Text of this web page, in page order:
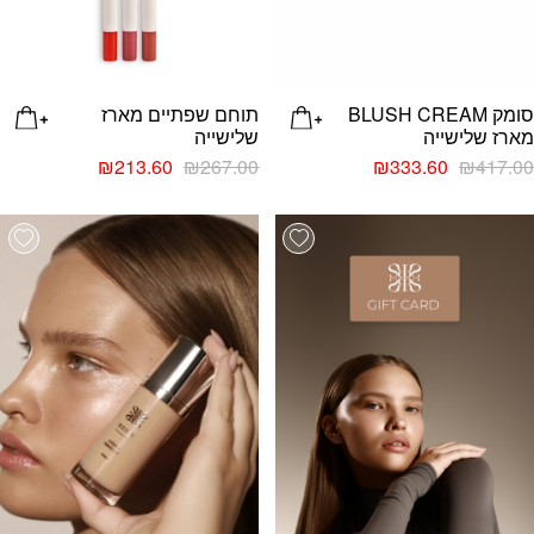
סומק BLUSH CREAM
מארז שלישייה
₪417.00
₪333.60
תוחם שפתיים מארז
שלישייה
₪267.00
₪213.60
Add wishlist